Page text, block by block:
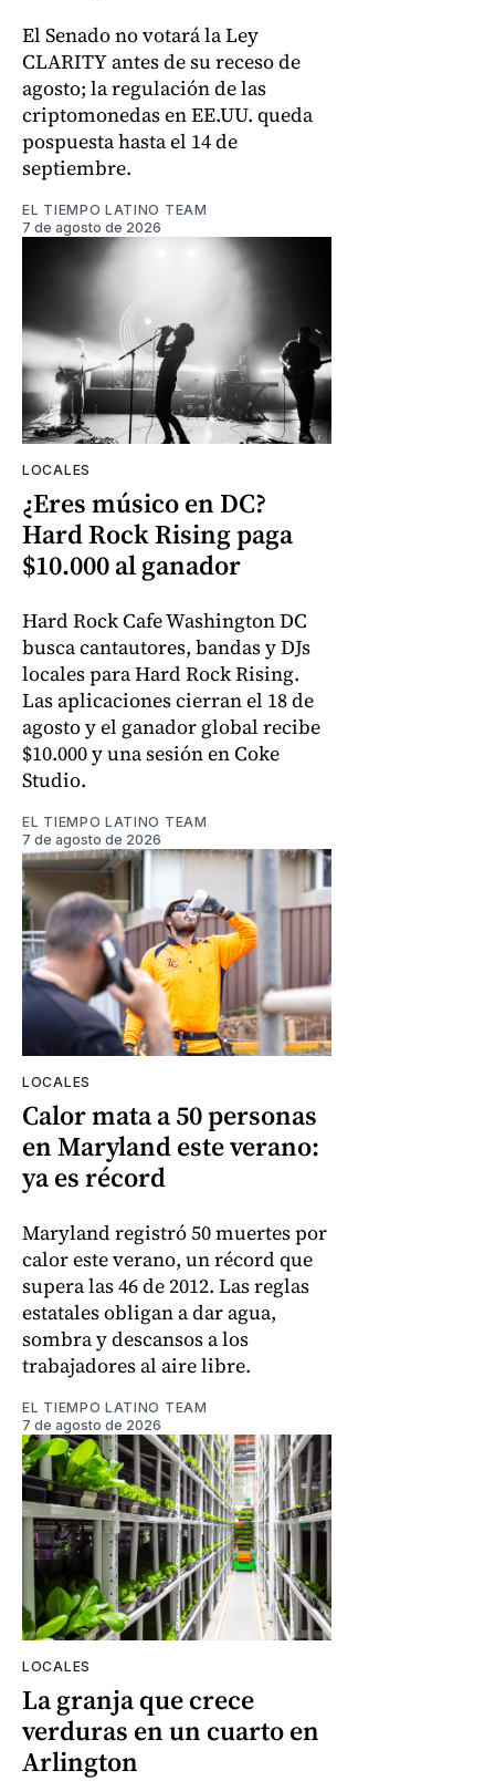
El Senado no votará la Ley
CLARITY antes de su receso de
agosto; la regulación de las
criptomonedas en EE.UU. queda
pospuesta hasta el 14 de
septiembre.
EL TIEMPO LATINO TEAM
7 de agosto de 2026
LOCALES
¿Eres músico en DC?
Hard Rock Rising paga
$10.000 al ganador
Hard Rock Cafe Washington DC
busca cantautores, bandas y DJs
locales para Hard Rock Rising.
Las aplicaciones cierran el 18 de
agosto y el ganador global recibe
$10.000 y una sesión en Coke
Studio.
EL TIEMPO LATINO TEAM
7 de agosto de 2026
LOCALES
Calor mata a 50 personas
en Maryland este verano:
ya es récord
Maryland registró 50 muertes por
calor este verano, un récord que
supera las 46 de 2012. Las reglas
estatales obligan a dar agua,
sombra y descansos a los
trabajadores al aire libre.
EL TIEMPO LATINO TEAM
7 de agosto de 2026
LOCALES
La granja que crece
verduras en un cuarto en
Arlington